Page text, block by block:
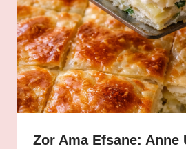
Zor Ama Efsane: Anne